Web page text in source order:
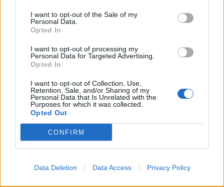
I want to opt-out of the Sale of my
Personal Data.
Opted In
I want to opt-out of processing my
Personal Data for Targeted Advertising.
Opted In
I want to opt-out of Collection, Use,
Retention, Sale, and/or Sharing of my
Personal Data that Is Unrelated with the
Purposes for which it was collected.
Opted Out
CONFIRM
Data Deletion Data Access Privacy Policy